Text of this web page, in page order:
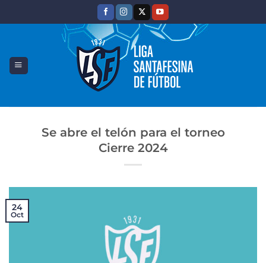
Se abre el telón para el torneo
Cierre 2024
24
Oct